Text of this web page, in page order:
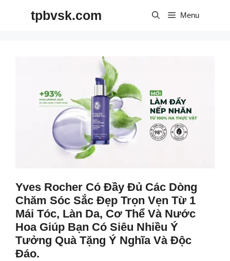
tpbvsk.com Menu
Yves Rocher Có Đầy Đủ Các Dòng
Chăm Sóc Sắc Đẹp Trọn Vẹn Từ 1
Mái Tóc, Làn Da, Cơ Thể Và Nước
Hoa Giúp Bạn Có Siêu Nhiều Ý
Tưởng Quà Tặng Ý Nghĩa Và Độc
Đáo.